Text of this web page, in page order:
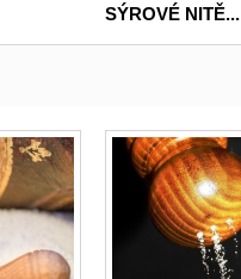
SÝROVÉ NITĚ...